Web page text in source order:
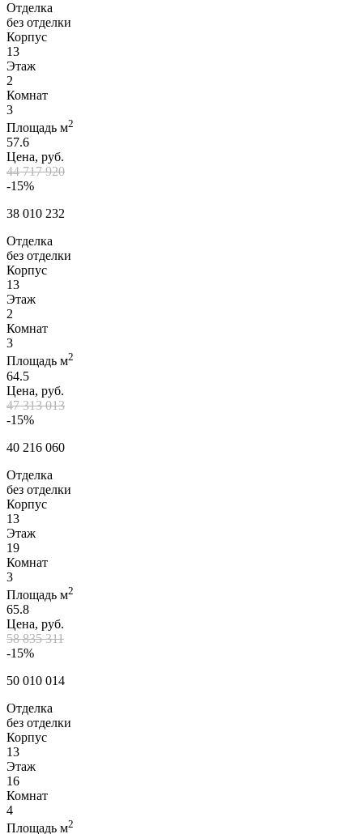
Отделка
без отделки
Корпус
13
Этаж
2
Комнат
3
Площадь м2
57.6
Цена, руб.
44 717 920
-15%
38 010 232
Отделка
без отделки
Корпус
13
Этаж
2
Комнат
3
Площадь м2
64.5
Цена, руб.
47 313 013
-15%
40 216 060
Отделка
без отделки
Корпус
13
Этаж
19
Комнат
3
Площадь м2
65.8
Цена, руб.
58 835 311
-15%
50 010 014
Отделка
без отделки
Корпус
13
Этаж
16
Комнат
4
Площадь м2